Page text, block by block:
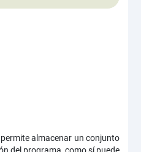
almacenar un conjunto